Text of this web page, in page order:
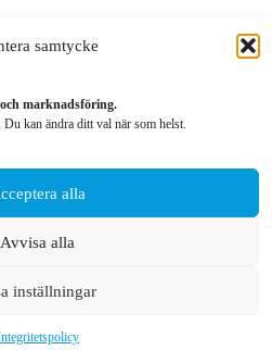
samtycke
marknadsföring.
kan ändra ditt val när som helst.
alla
Avvisa alla
inställningar
9541